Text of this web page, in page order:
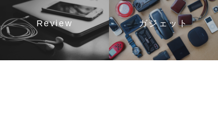
Review ガジェット